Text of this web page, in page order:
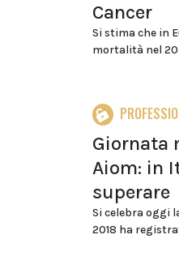
Cancer
Si stima che in
mortalità nel
Giornata
Aiom: in
superare
Si celebra oggi
2018 ha